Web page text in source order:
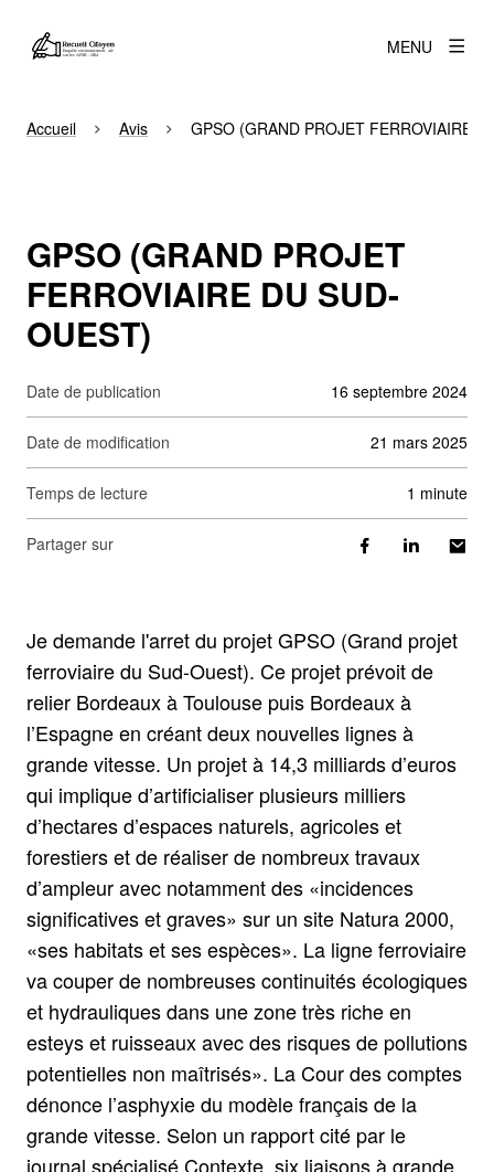
MENU
Accueil Avis GPSO (GRAND PROJET FERROVIAIRE
GPSO (GRAND PROJET
FERROVIAIRE DU SUD-
OUEST)
Date de publication 16 septembre 2024
Date de modification 21 mars 2025
Temps de lecture 1 minute
Partager sur
Je demande l'arret du projet GPSO (Grand projet
ferroviaire du Sud-Ouest). Ce projet prévoit de
relier Bordeaux à Toulouse puis Bordeaux à
l’Espagne en créant deux nouvelles lignes à
grande vitesse. Un projet à 14,3 milliards d’euros
qui implique d’artificialiser plusieurs milliers
d’hectares d’espaces naturels, agricoles et
forestiers et de réaliser de nombreux travaux
d’ampleur avec notamment des «incidences
significatives et graves» sur un site Natura 2000,
«ses habitats et ses espèces». La ligne ferroviaire
va couper de nombreuses continuités écologiques
et hydrauliques dans une zone très riche en
esteys et ruisseaux avec des risques de pollutions
potentielles non maîtrisés». La Cour des comptes
dénonce l’asphyxie du modèle français de la
grande vitesse. Selon un rapport cité par le
journal spécialisé Contexte, six liaisons à grande